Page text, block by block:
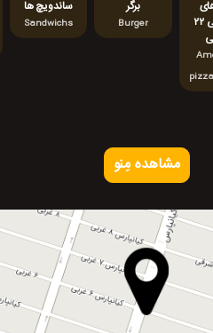
امریکایی ۲۲
برگر
Burger
ساندویچ ها
Sandwichs
مشاهده مِنو